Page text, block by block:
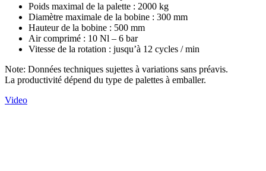
Poids maximal de la palette : 2000 kg
Diamètre maximale de la bobine : 300 mm
Hauteur de la bobine : 500 mm
Air comprimé : 10 Nl – 6 bar
Vitesse de la rotation : jusqu’à 12 cycles / min
Note: Données techniques sujettes à variations sans préavis.
La productivité dépend du type de palettes à emballer.
Video